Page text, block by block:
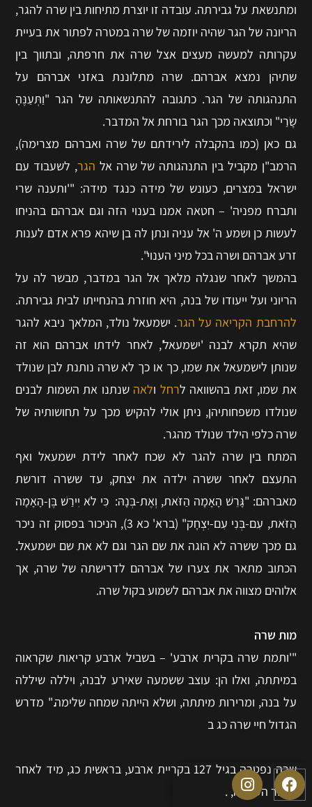
ומתנשאת על גבירתה. עובדה זו יוצרת מתיחות בין שרה להגר,
הריונה של הגר שהיה יוזמה של שרה במטרה לפתור את בעיית
עקרותה למעשה מעצים אצל שרה את חרפתה, ובתווך בין
שתיהן נמצא אברהם. שרה מתלוננת באזני אברהם על
התנהגותה של הגר. כתגובה להתנשאותה של הגר "וַתְּעַנֶּהָ
שָׂרַי" וכתוצאה מכך הגר בורחת אל המדבר.
גם כאן (כמו בהקבלה לירידתם של שרה ואברהם מצרימה),
הרמב"ן מקביל בין התנהגותה של שרה אל הגר, לשעבוד עם
ישראל במצרים, כעונש של מידה כנגד מידה: "'ותענה שרי
ותברח מפניה' – חטאה אמנו בענוי הזה וגם אברהם בהניחו
לעשות כן ושמע ה' אל עניה ונתן לה בן שיהא פרא אדם לענות
זרע אברהם ושרה בכל מיני הענוי".
בהמשך לאחר שנגלה מלאך אל הגר במדבר, מבשר לה על
הריוני ועל ייעודו של בנה, היא חוזרת בהנחייתו לבית גבירתה.
להרחבת הקריאה על הגר. ישמעאל נולד, המלאך ניבא להגר
שהיא תקרא לבנה 'ישמעאל', לאחר לידתו אברהם הוא זה
שנותן לישמעאל את שמו, כך או כך לא שרה נותנת לבן שנולד
את שמו, זאת בהשוואה לרחל ולאה שנתנו את השמות לבנים
שנולדו משפחותיהן, ניתן אולי להקיש מכך על תחושותיה של
שרה כלפי הילד שנולד מהגר.
המתח בין שרה להגר לא שכח לאחר לידת ישמעאל ואף
התעצם לאחר ששרה ילדה את יצחק, עד ששרה דורשת
מאברהם: "גָּרֵשׁ הָאָמָה הַזֹּאת, וְאֶת-בְּנָהּ: כִּי לֹא יִירַשׁ בֶּן-הָאָמָה
הַזֹּאת, עִם-בְּנִי עִם-יִצְחָק" (ברא' כא 3), הניכור בפסוק זה ניכר
גם מכך ששרה לא הוגה את שם הגר וגם לא את שם ישמעאל.
הכתוב מתאר את צערו של אברהם לדרישתה של שרה, אך
אלוהים מצווה את אברהם לשמוע בקול שרה.
מות שרה
"'ותמת שרה בקרית ארבע' – בשביל ארבע קריאות שקראוה
במיתתה, ואלו הן: עוצב ששמעה שאירע לבנה, ויללה שיללה
על בנה, ומרירות מיתתה, ושלא הייתה שמחה שלימה." מדרש
הגדול חיי שרה כג ב
שרה נפטרה בגיל 127 בקריית ארבע, בראשית כג, מיד לאחר
סיפור העקדה, .